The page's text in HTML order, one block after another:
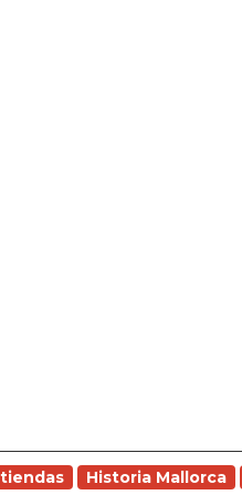
Historia Mallorca